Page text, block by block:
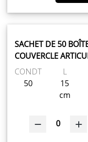
SACHET DE 50
COUVERCLE
CONDT
50
L
15
cm
0